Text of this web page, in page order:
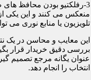
3-رفلکتیو بودن محافظ
منعکس می کنند و این یکی
تلویزیون یا منابع نوری می
این معایب و محاسن در یک
بررسی دقیق خریدار قرار
عنوان یگانه مرجع تصمیم
انتخاب را انجام دهد.